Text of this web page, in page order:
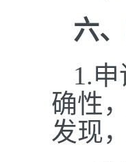
六
1.
确性
发现